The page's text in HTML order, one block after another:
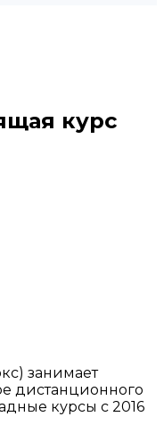
курс
занимает
дистанционного
курсы с 2016